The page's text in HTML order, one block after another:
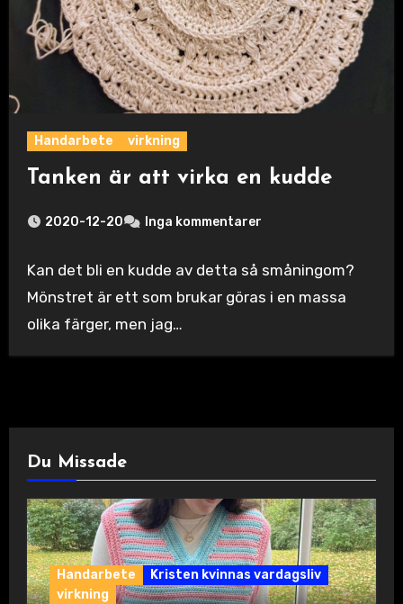
Handarbete virkning
Tanken är att virka en kudde
2020-12-20 Inga kommentarer
Kan det bli en kudde av detta så småningom?
Mönstret är ett som brukar göras i en massa
olika färger, men jag…
Du Missade
Handarbete
Kristen kvinnas vardagsliv
virkning